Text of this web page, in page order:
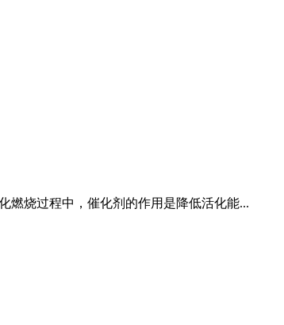
燃烧过程中，催化剂的作用是降低活化能...